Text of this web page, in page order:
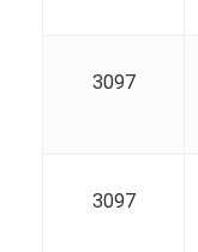
3097
3097